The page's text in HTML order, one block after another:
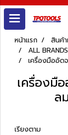
หน้าแรก
สินค้
ALL
เครื่องมืออัด
เครื่องมื
ล
เรียงตาม